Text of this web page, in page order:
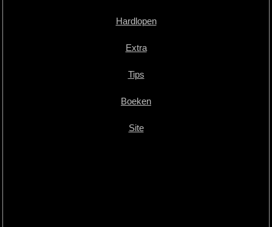
Hardlopen
Extra
Tips
Boeken
Site